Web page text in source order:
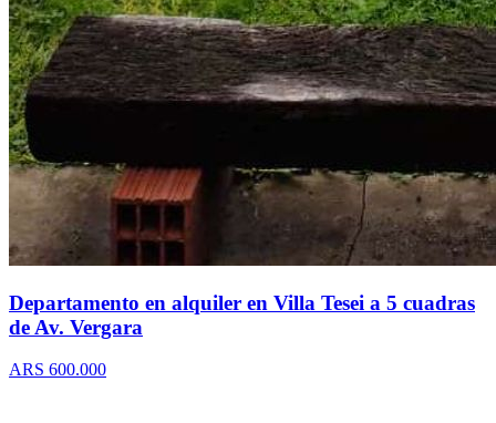
Departamento en alquiler en Villa Tesei a 5 cuadras
de Av. Vergara
ARS 600.000